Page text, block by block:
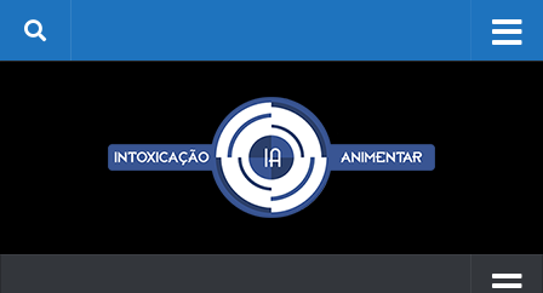
Skip to content